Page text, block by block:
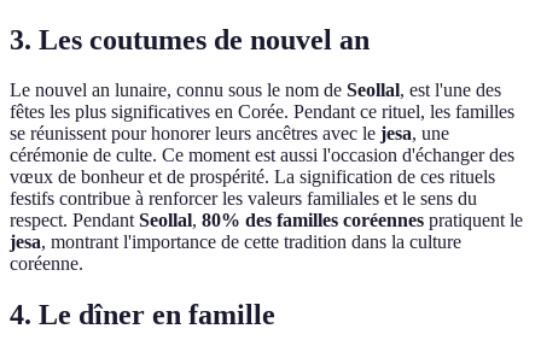
3. Les coutumes de nouvel an
Le nouvel an lunaire, connu sous le nom de Seollal, est l'une des
fêtes les plus significatives en Corée. Pendant ce rituel, les familles
se réunissent pour honorer leurs ancêtres avec le jesa, une
cérémonie de culte. Ce moment est aussi l'occasion d'échanger des
vœux de bonheur et de prospérité. La signification de ces rituels
festifs contribue à renforcer les valeurs familiales et le sens du
respect. PendantSeollal, 80% des familles coréennes pratiquent le
jesa, montrant l'importance de cette tradition dans la culture
coréenne.
4. Le dîner en famille